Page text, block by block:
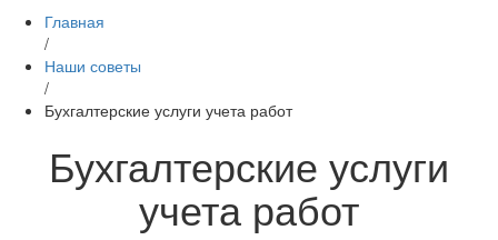
Главная
/
Наши советы
/
Бухгалтерские услуги учета работ
Бухгалтерские услуги
учета работ